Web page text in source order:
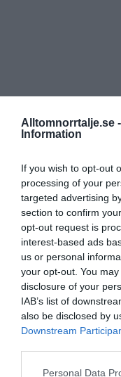
Alltomnorrtalje.se -
Information
If you wish to opt-out
processing of your
targeted advertising
section to confirm
opt-out request is
interest-based ads
us or personal
your opt-out. You
disclosure of your
IAB’s list of
also be disclosed by
Downstream
Personal Data